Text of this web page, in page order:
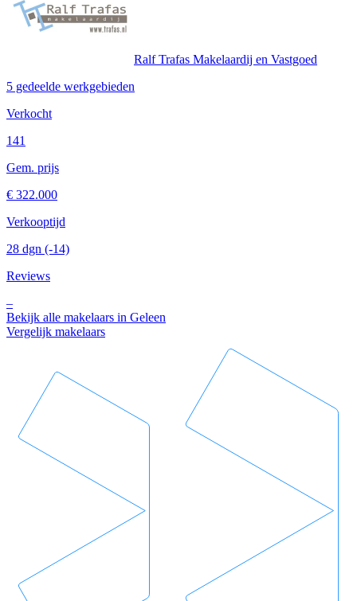
Ralf Trafas Makelaardij en Vastgoed
5 gedeelde werkgebieden
Verkocht
141
Gem. prijs
€ 322.000
Verkooptijd
28 dgn (-14)
Reviews
–
Bekijk alle makelaars in Geleen
Vergelijk makelaars